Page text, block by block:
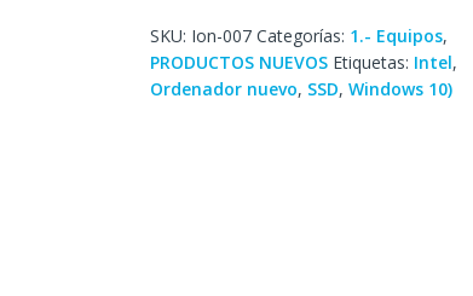
SKU: Ion-007 Categorías: 1.- Equipos,
PRODUCTOS NUEVOS Etiquetas: Intel,
Ordenador nuevo, SSD, Windows 10)